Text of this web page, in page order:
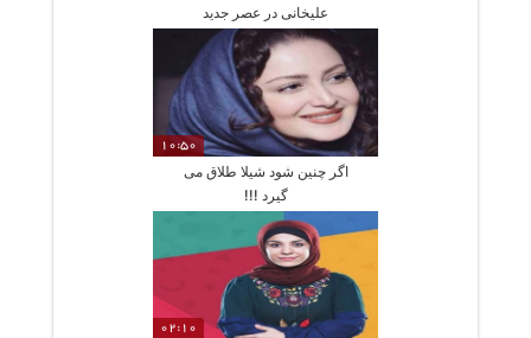
علیخانی در عصر جدید
10:50
اگر چنین شود شیلا طلاق می
گیرد !!!
02:10